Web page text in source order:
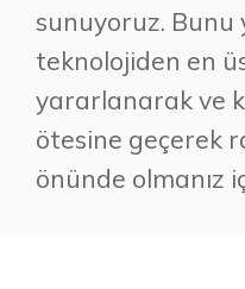
sunuyoruz. Bunu
teknolojiden en
yararlanarak ve
ötesine geçerek
önünde olmanız